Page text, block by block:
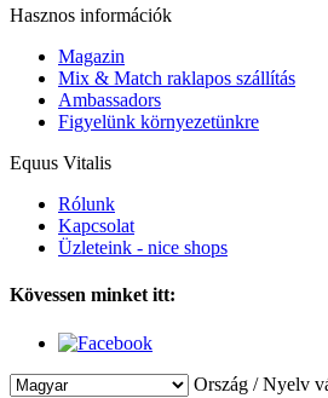
Hasznos információk
Magazin
Mix & Match raklapos szállítás
Ambassadors
Figyelünk környezetünkre
Equus Vitalis
Rólunk
Kapcsolat
Üzleteink - nice shops
Kövessen minket itt:
Ország / Nyelv